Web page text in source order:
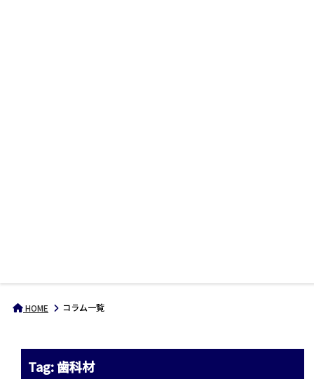
HOME コラム一覧
Tag: 歯科材